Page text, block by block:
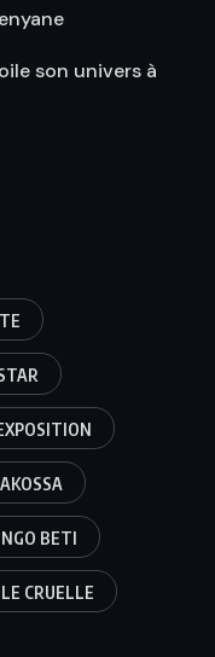
son univers à
BETI
CRUELLE